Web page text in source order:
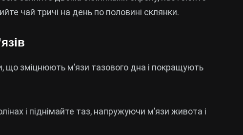
чай тричі на день по половині склянки.
що зміцнюють м’язи тазового дна і покращують
і піднімайте таз, напружуючи м’язи живота і